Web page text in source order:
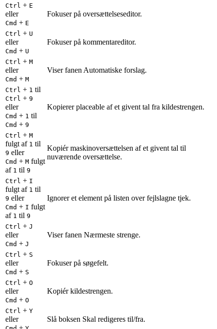
Ctrl + E
eller
Cmd + E
Fokuser på oversættelseseditor.
Ctrl + U
eller
Cmd + U
Fokuser på kommentareditor.
Ctrl + M
eller
Cmd + M
Viser fanen Automatiske forslag.
Ctrl + 1 til
Ctrl + 9
eller
Cmd + 1 til
Cmd + 9
Kopierer placeable af et givent tal fra kildestrengen.
Ctrl + M
fulgt af 1 til
9 eller
Cmd + M fulgt
af 1 til 9
Kopiér maskinoversættelsen af et givent tal til
nuværende oversættelse.
Ctrl + I
fulgt af 1 til
9 eller
Cmd + I fulgt
af 1 til 9
Ignorer et element på listen over fejlslagne tjek.
Ctrl + J
eller
Cmd + J
Viser fanen Nærmeste strenge.
Ctrl + S
eller
Cmd + S
Fokuser på søgefelt.
Ctrl + O
eller
Cmd + O
Kopiér kildestrengen.
Ctrl + Y
eller Slå boksen Skal redigeres til/fra.